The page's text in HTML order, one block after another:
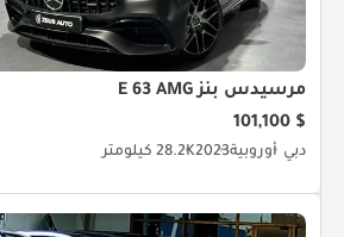
مرسيدس بنز E 63 AMG
$ 101,100
دبي أوروبية202328.2K كيلومتر